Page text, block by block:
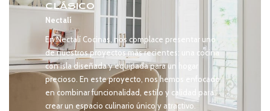
CLÁSICO
Nectalí
En Nectalí Cocinas, nos complace presentar uno
de nuestros proyectos más recientes: una cocina
con isla diseñada y equipada para un hogar
precioso. En este proyecto, nos hemos enfocado
en combinar funcionalidad, estilo y calidad para
crear un espacio culinario único y atractivo.